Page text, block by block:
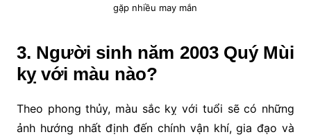
gặp nhiều may mắn
3. Người sinh năm 2003 Quý Mùi
kỵ với màu nào?
Theo phong thủy, màu sắc kỵ với tuổi sẽ có những
ảnh hướng nhất định đến chính vận khí, gia đạo và